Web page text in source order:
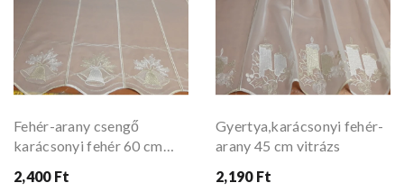
Fehér-arany csengő
karácsonyi fehér 60 cm
2,400 Ft
Gyertya,karácsonyi fehér-
arany 45 cm vitrázs
2,190 Ft